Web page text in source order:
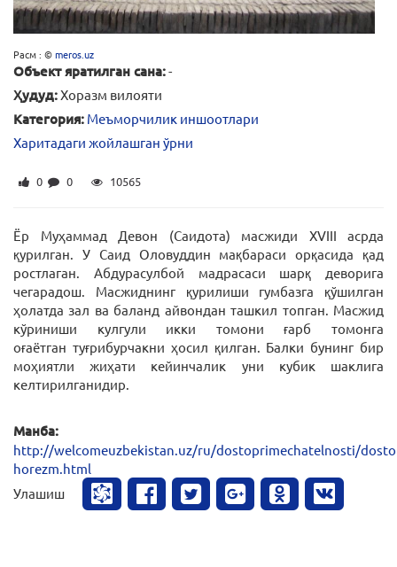
Расм : ©meros.uz
Объект яратилган сана:-
Ҳудуд:Хоразм вилояти
Категория: Меъморчилик иншоотлари
Харитадаги жойлашган ўрни
0 0 10565
Ёр Муҳаммад Девон (Саидота) масжиди XVIII асрда
қурилган. У Саид Оловуддин мақбараси орқасида қад
ростлаган. Абдурасулбой мадрасаси шарқ деворига
чегарадош. Масжиднинг қурилиши гумбазга қўшилган
ҳолатда зал ва баланд айвондан ташкил топган. Масжид
кўриниши кулгули икки томони ғарб томонга
оғаётган туғрибурчакни ҳосил қилган. Балки бунинг бир
моҳиятли жиҳати кейинчалик уни кубик шаклига
келтирилганидир.
Манба:
http://welcomeuzbekistan.uz/ru/dostoprimechatelnosti/
horezm.html
Улашиш